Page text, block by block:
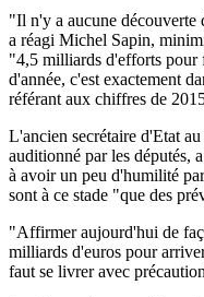
"Il n'y a aucune découverte
a réagi Michel Sapin,
"4,5 milliards d'efforts pour
d'année, c'est exactement
référant aux chiffres de
L'ancien secrétaire d'Etat
auditionné par les députés,
à avoir un peu d'humilité
sont à ce stade "que des
"Affirmer aujourd'hui de
milliards d'euros pour
faut se livrer avec